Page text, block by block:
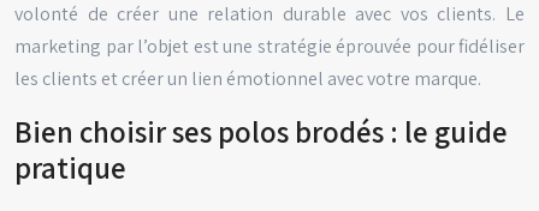
volonté de créer une relation durable avec vos clients. Le
marketing par l’objet est une stratégie éprouvée pour fidéliser
les clients et créer un lien émotionnel avec votre marque.
Bien choisir ses polos brodés : le guide
pratique